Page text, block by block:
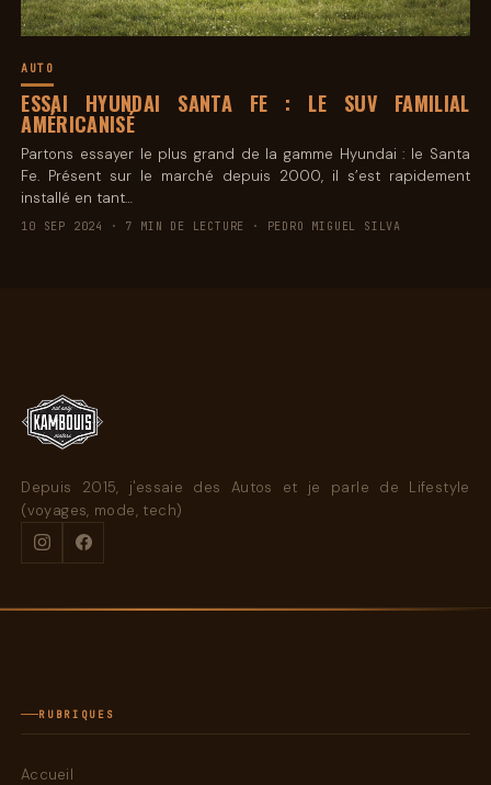
AUTO
ESSAI HYUNDAI SANTA FE : LE SUV FAMILIAL
AMÉRICANISÉ
Partons essayer le plus grand de la gamme Hyundai : le Santa
Fe. Présent sur le marché depuis 2000, il s’est rapidement
installé en tant…
10 SEP 2024 · 7 MIN DE LECTURE · PEDRO MIGUEL SILVA
Depuis 2015, j'essaie des Autos et je parle de Lifestyle
(voyages, mode, tech)
RUBRIQUES
Accueil